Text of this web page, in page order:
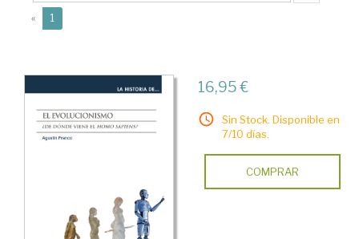
« 1
16,95 €
Sin Stock. Disponible en
7/10 días.
COMPRAR